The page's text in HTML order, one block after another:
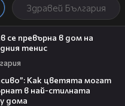
Здравей България
се превърна в дом на
тенис
Как цветята могат
в най-стилната
дома